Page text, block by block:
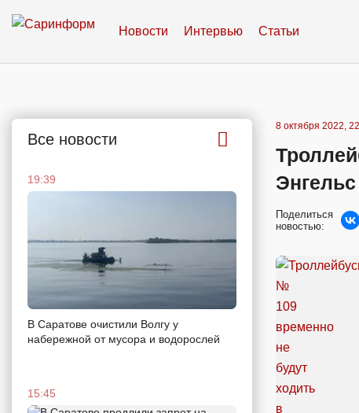
Новости Интервью Статьи
Все новости
19:39
В Саратове очистили Волгу у
набережной от мусора и водорослей
15:45
8 октября 2022,
Энгельс
Поделиться
новостью: